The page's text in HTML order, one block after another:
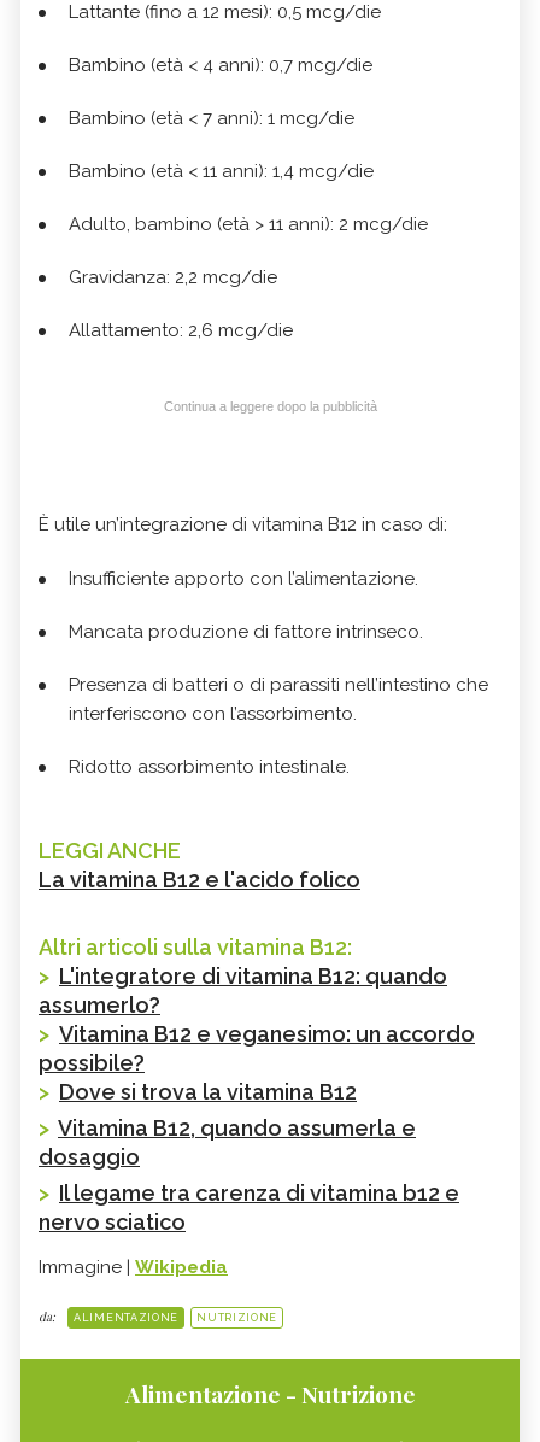
Lattante (fino a 12 mesi): 0,5 mcg/die
Bambino (età < 4 anni): 0,7 mcg/die
Bambino (età < 7 anni): 1 mcg/die
Bambino (età < 11 anni): 1,4 mcg/die
Adulto, bambino (età > 11 anni): 2 mcg/die
Gravidanza: 2,2 mcg/die
Allattamento: 2,6 mcg/die
Continua a leggere dopo la pubblicità
È utile un’integrazione di vitamina B12 in caso di:
Insufficiente apporto con l’alimentazione.
Mancata produzione di fattore intrinseco.
Presenza di batteri o di parassiti nell’intestino che
interferiscono con l’assorbimento.
Ridotto assorbimento intestinale.
LEGGI ANCHE
La vitamina B12 e l'acido folico
Altri articoli sulla vitamina B12:
> L'integratore di vitamina B12: quando
assumerlo?
> Vitamina B12 e veganesimo: un accordo
possibile?
> Dove si trova la vitamina B12
> Vitamina B12, quando assumerla e
dosaggio
> Il legame tra carenza di vitamina b12 e
nervo sciatico
Immagine | Wikipedia
da: ALIMENTAZIONE NUTRIZIONE
Alimentazione - Nutrizione